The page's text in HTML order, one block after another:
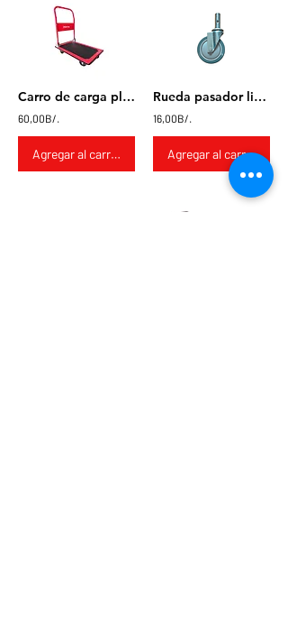
Carro de carga plegable tipo plataforma PRETUL 100 kg
60,00B/.
Agregar al carrito
Rueda pasador liso 5" para carretilla de aluminio 2 en 1
16,00B/.
Agregar al carrito